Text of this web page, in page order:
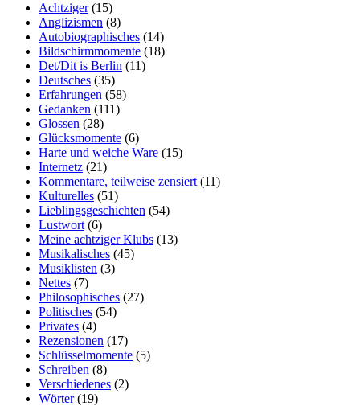
Achtziger(15)
Anglizismen (8)
Autobiographisches (14)
Bildschirmmomente (18)
Det/Dit is Berlin (11)
Deutsches (35)
Erfahrungen (58)
Gedanken (111)
Glossen (28)
Glücksmomente (6)
Harte und weiche Ware (15)
Internetz (21)
Kommentare, teilweise zensiert (11)
Kulturelles (51)
Lieblingsgeschichten (54)
Lustwort (6)
Meine achtziger Klubs (13)
Musikalisches (45)
Musiklisten (3)
Nettes (7)
Philosophisches (27)
Politisches (54)
Privates (4)
Rezensionen (17)
Schlüsselmomente (5)
Schreiben (8)
Verschiedenes (2)
Wörter(19)